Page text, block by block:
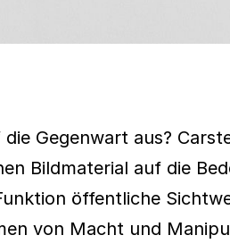
Gegenwart aus?
Bildmaterial auf die
öffentliche
von Macht und